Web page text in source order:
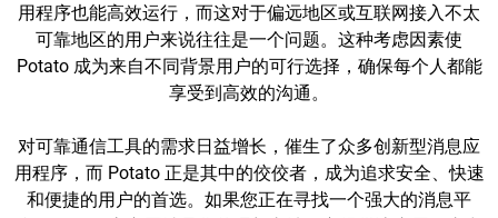
用程序也能高效运行，而这对于偏远地区或互联网接入不太
可靠地区的用户来说往往是一个问题。这种考虑因素使
Potato 成为来自不同背景用户的可行选择，确保每个人都能
享受到高效的沟通。
对可靠通信工具的需求日益增长，催生了众多创新型消息应
用程序，而 Potato 正是其中的佼佼者，成为追求安全、快速
和便捷的用户的首选。如果您正在寻找一个强大的消息平